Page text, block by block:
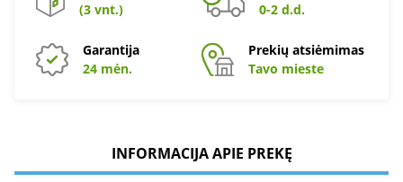
(3 vnt.)
0-2 d.d.
Garantija
24 mėn.
Prekių atsiėmimas
Tavo mieste
INFORMACIJA APIE PREKĘ